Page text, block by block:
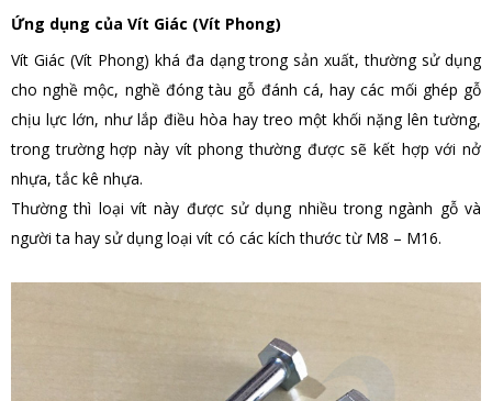
Ứng dụng của Vít Giác (Vít Phong)
Vít Giác (Vít Phong) khá đa dạng trong sản xuất, thường sử dụng
cho nghề mộc, nghề đóng tàu gỗ đánh cá, hay các mối ghép gỗ
chịu lực lớn, như lắp điều hòa hay treo một khối nặng lên tường,
trong trường hợp này vít phong thường được sẽ kết hợp với nở
nhựa, tắc kê nhựa.
Thường thì loại vít này được sử dụng nhiều trong ngành gỗ và
người ta hay sử dụng loại vít có các kích thước từ M8 – M16.